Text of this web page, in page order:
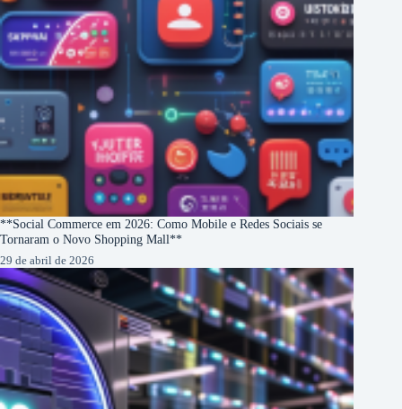
**Social Commerce em 2026: Como Mobile e Redes Sociais se
Tornaram o Novo Shopping Mall**
29 de abril de 2026